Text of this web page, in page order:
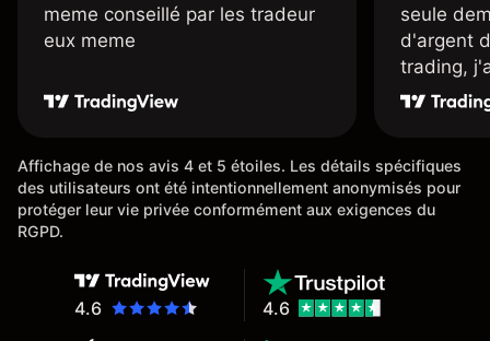
meme conseillé par les tradeur
eux meme
seule
d'argent
trading,
une carte
Affichage de nos avis 4 et 5 étoiles. Les détails spécifiques
des utilisateurs ont été intentionnellement anonymisés pour
protéger leur vie privée conformément aux exigences du
RGPD.
4.6 4.6